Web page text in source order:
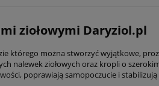
ziołowymi Daryziol.pl
którego można stworzyć wyjątkowe,
nalewek ziołowych oraz kropli o
poprawiają samopoczucie i